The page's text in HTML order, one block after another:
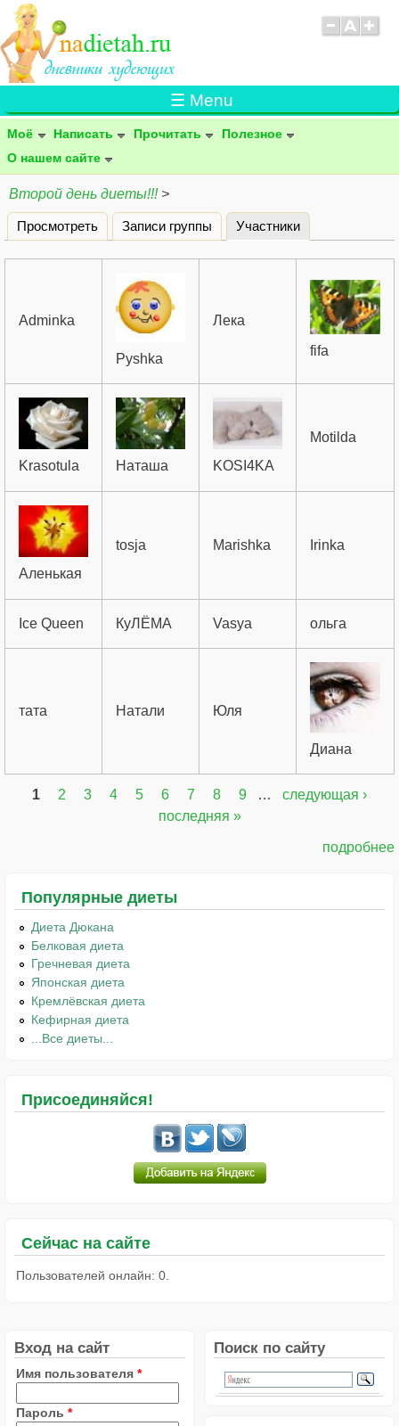
☰ Menu
Моё Написать Прочитать
Полезное
О нашем сайте
Второй день диеты!!!>
Главные вкладки
Просмотреть Записи группы Участники
Adminka
Pyshka
Лека
fifa
Krasotula Наташа KOSI4KA
Motilda
Аленькая
tosja Marishka Irinka
Ice Queen КуЛЁМА Vasya ольга
тата Натали Юля
Диана
1 2 3 4 5 6 7 8 9 …
следующая ›
последняя »
подробнее
Популярные диеты
Диета Дюкана
Белковая диета
Гречневая диета
Японская диета
Кремлёвская диета
Кефирная диета
...Все диеты...
Присоединяйся!
Сейчас на сайте
Пользователей онлайн: 0.
Вход на сайт
Имя пользователя *
Пароль *
Поиск по сайту